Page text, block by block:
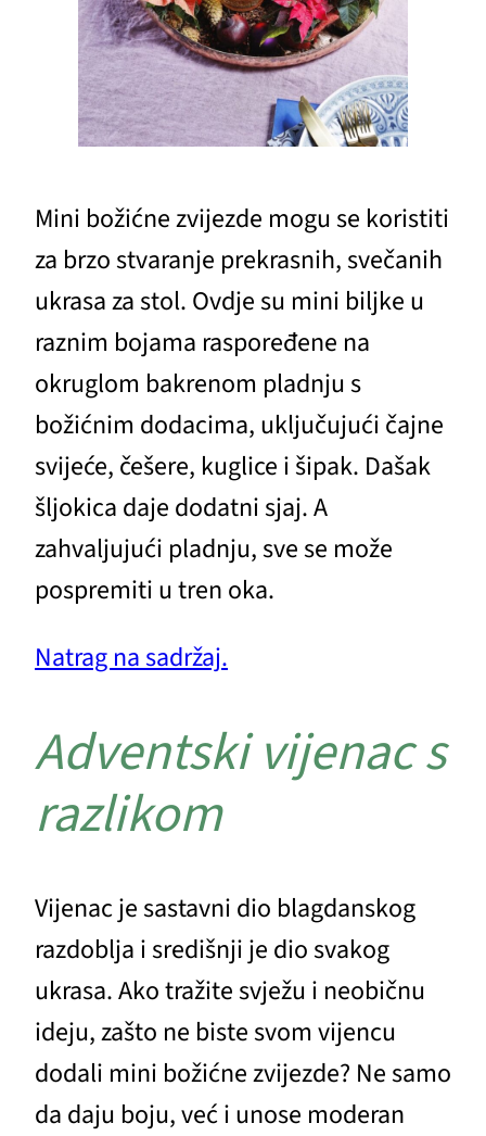
Mini božićne zvijezde mogu se koristiti
za brzo stvaranje prekrasnih, svečanih
ukrasa za stol. Ovdje su mini biljke u
raznim bojama raspoređene na
okruglom bakrenom pladnju s
božićnim dodacima, uključujući čajne
svijeće, češere, kuglice i šipak. Dašak
šljokica daje dodatni sjaj. A
zahvaljujući pladnju, sve se može
pospremiti u tren oka.
Natrag na sadržaj.
Adventski vijenac s
razlikom
Vijenac je sastavni dio blagdanskog
razdoblja i središnji je dio svakog
ukrasa. Ako tražite svježu i neobičnu
ideju, zašto ne biste svom vijencu
dodali mini božićne zvijezde? Ne samo
da daju boju, već i unose moderan